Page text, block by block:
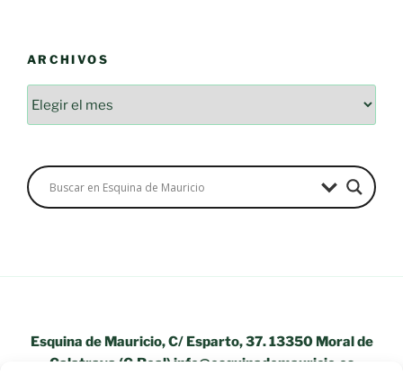
ARCHIVOS
Esquina de Mauricio, C/ Esparto, 37. 13350 Moral de
Calatrava (C.Real) info@esquinademauricio.es